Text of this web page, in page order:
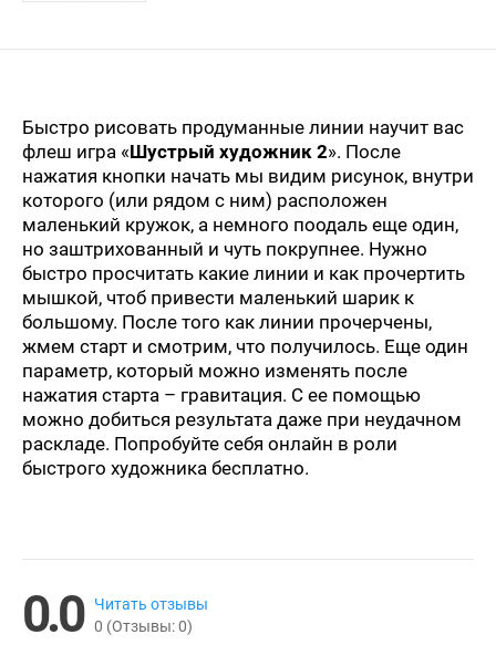
Быстро рисовать продуманные линии научит вас
флеш игра «Шустрый художник 2». После
нажатия кнопки начать мы видим рисунок, внутри
которого (или рядом с ним) расположен
маленький кружок, а немного поодаль еще один,
но заштрихованный и чуть покрупнее. Нужно
быстро просчитать какие линии и как прочертить
мышкой, чтоб привести маленький шарик к
большому. После того как линии прочерчены,
жмем старт и смотрим, что получилось. Еще один
параметр, который можно изменять после
нажатия старта – гравитация. С ее помощью
можно добиться результата даже при неудачном
раскладе. Попробуйте себя онлайн в роли
быстрого художника бесплатно.
0.0
Читать отзывы
0 (Отзывы:0)